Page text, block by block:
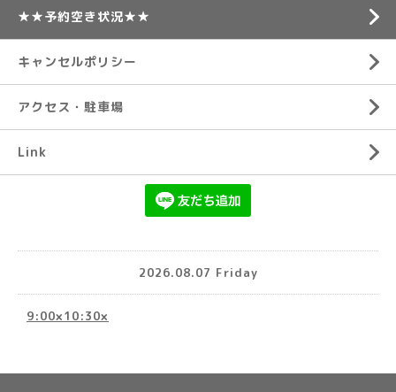
★★予約空き状況★★
キャンセルポリシー
アクセス・駐車場
Link
2026.08.07 Friday
9:00×10:30×